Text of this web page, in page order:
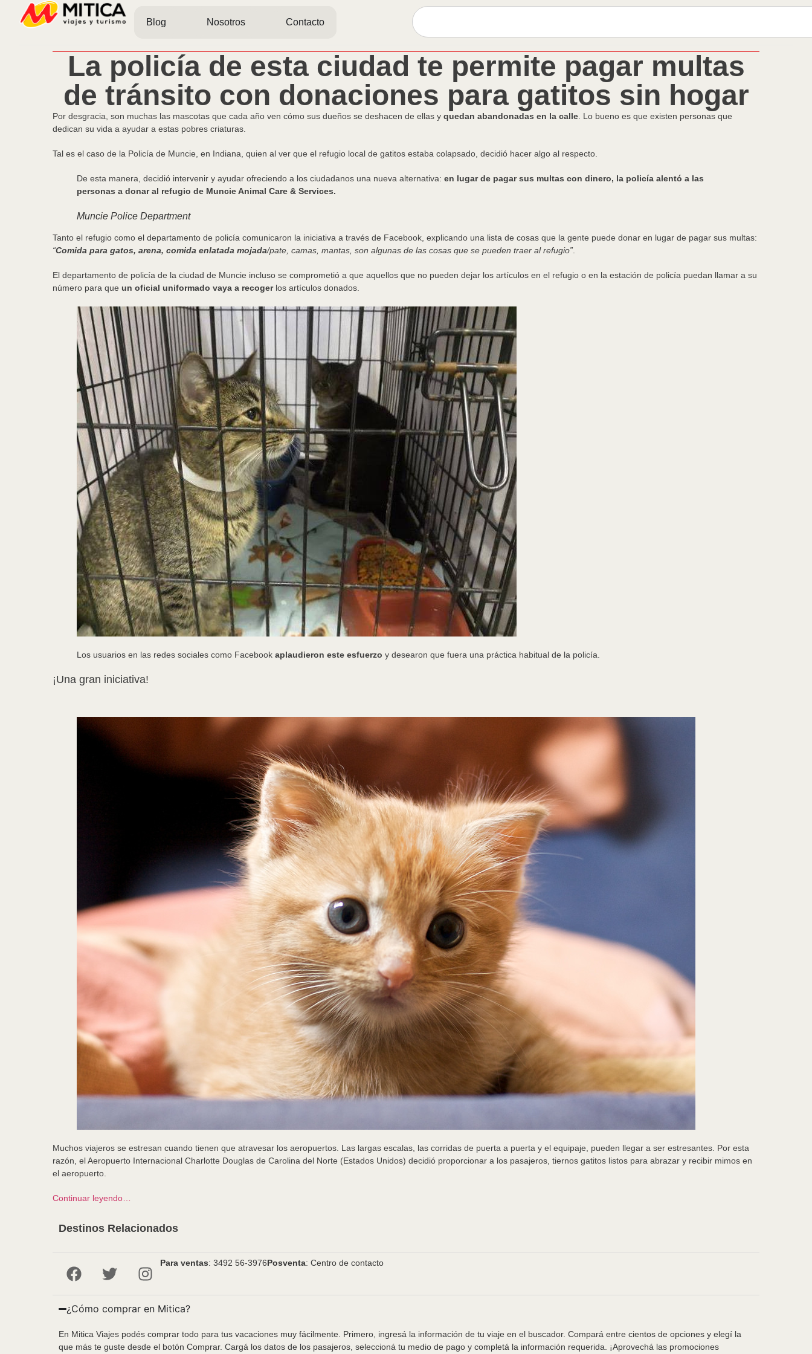
Blog Nosotros Contacto
La policía de esta ciudad te permite pagar multas
de tránsito con donaciones para gatitos sin hogar
Por desgracia, son muchas las mascotas que cada año ven cómo sus dueños se deshacen de ellas y quedan abandonadas en la calle . Lo bueno es que existen personas que
dedican su vida a ayudar a estas pobres criaturas.
Tal es el caso de la Policía de Muncie, en Indiana, quien al ver que el refugio local de gatitos estaba colapsado, decidió hacer algo al respecto.
De esta manera, decidió intervenir y ayudar ofreciendo a los ciudadanos una nueva alternativa: en lugar de pagar sus multas con dinero, la policía alentó a las
personas a donar al refugio de Muncie Animal Care & Services.
Muncie Police Department
Tanto el refugio como el departamento de policía comunicaron la iniciativa a través de Facebook, explicando una lista de cosas que la gente puede donar en lugar de pagar sus multas:
“Comida para gatos, arena, comida enlatada mojada/pate, camas, mantas, son algunas de las cosas que se pueden traer al refugio”
El departamento de policía de la ciudad de Muncie incluso se comprometió a que aquellos que no pueden dejar los artículos en el refugio o en la estación de policía puedan llamar a su
número para que un oficial uniformado vaya a recogerlos artículos donados.
Los usuarios en las redes sociales como Facebook aplaudieron este esfuerzo y desearon que fuera una práctica habitual de la policía.
¡Una gran iniciativa!
Muchos viajeros se estresan cuando tienen que atravesar los aeropuertos. Las largas escalas, las corridas de puerta a puerta y el equipaje, pueden llegar a ser estresantes. Por esta
razón, el Aeropuerto Internacional Charlotte Douglas de Carolina del Norte (Estados Unidos) decidió proporcionar a los pasajeros, tiernos gatitos listos para abrazar y recibir mimos en
el aeropuerto.
Continuar leyendo…
Destinos Relacionados
Para ventas: 3492 56-3976Posventa: Centro de contacto
¿Cómo comprar en Mitica?
En Mitica Viajes podés comprar todo para tus vacaciones muy fácilmente. Primero, ingresá la información de tu viaje en el buscador. Compará entre cientos de opciones y elegí la
que más te guste desde el botón Comprar. Cargá los datos de los pasajeros, seleccioná tu medio de pago y completá la información requerida. ¡Aprovechá las promociones